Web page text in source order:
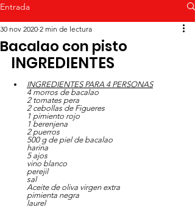
Entrada
Bacalao con pisto
30 nov 2020 2 min de lectura
INGREDIENTES
INGREDIENTES PARA 4 PERSONAS
4 morros de bacalao
2 tomates pera
2 cebollas de Figueres
1 pimiento rojo
1 berenjena
2 puerros
500 g de piel de bacalao
harina
5 ajos
vino blanco
perejil
sal
Aceite de oliva virgen extra
pimienta negra
laurel